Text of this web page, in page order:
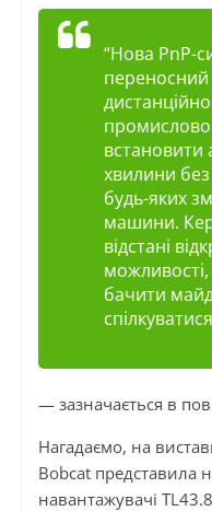
“Нова PnP-
встановити
хвилини без
будь-яких
машини.
відстані
бачити
— зазначається в
Нагадаємо, на
Bobcat представила
навантажувачі